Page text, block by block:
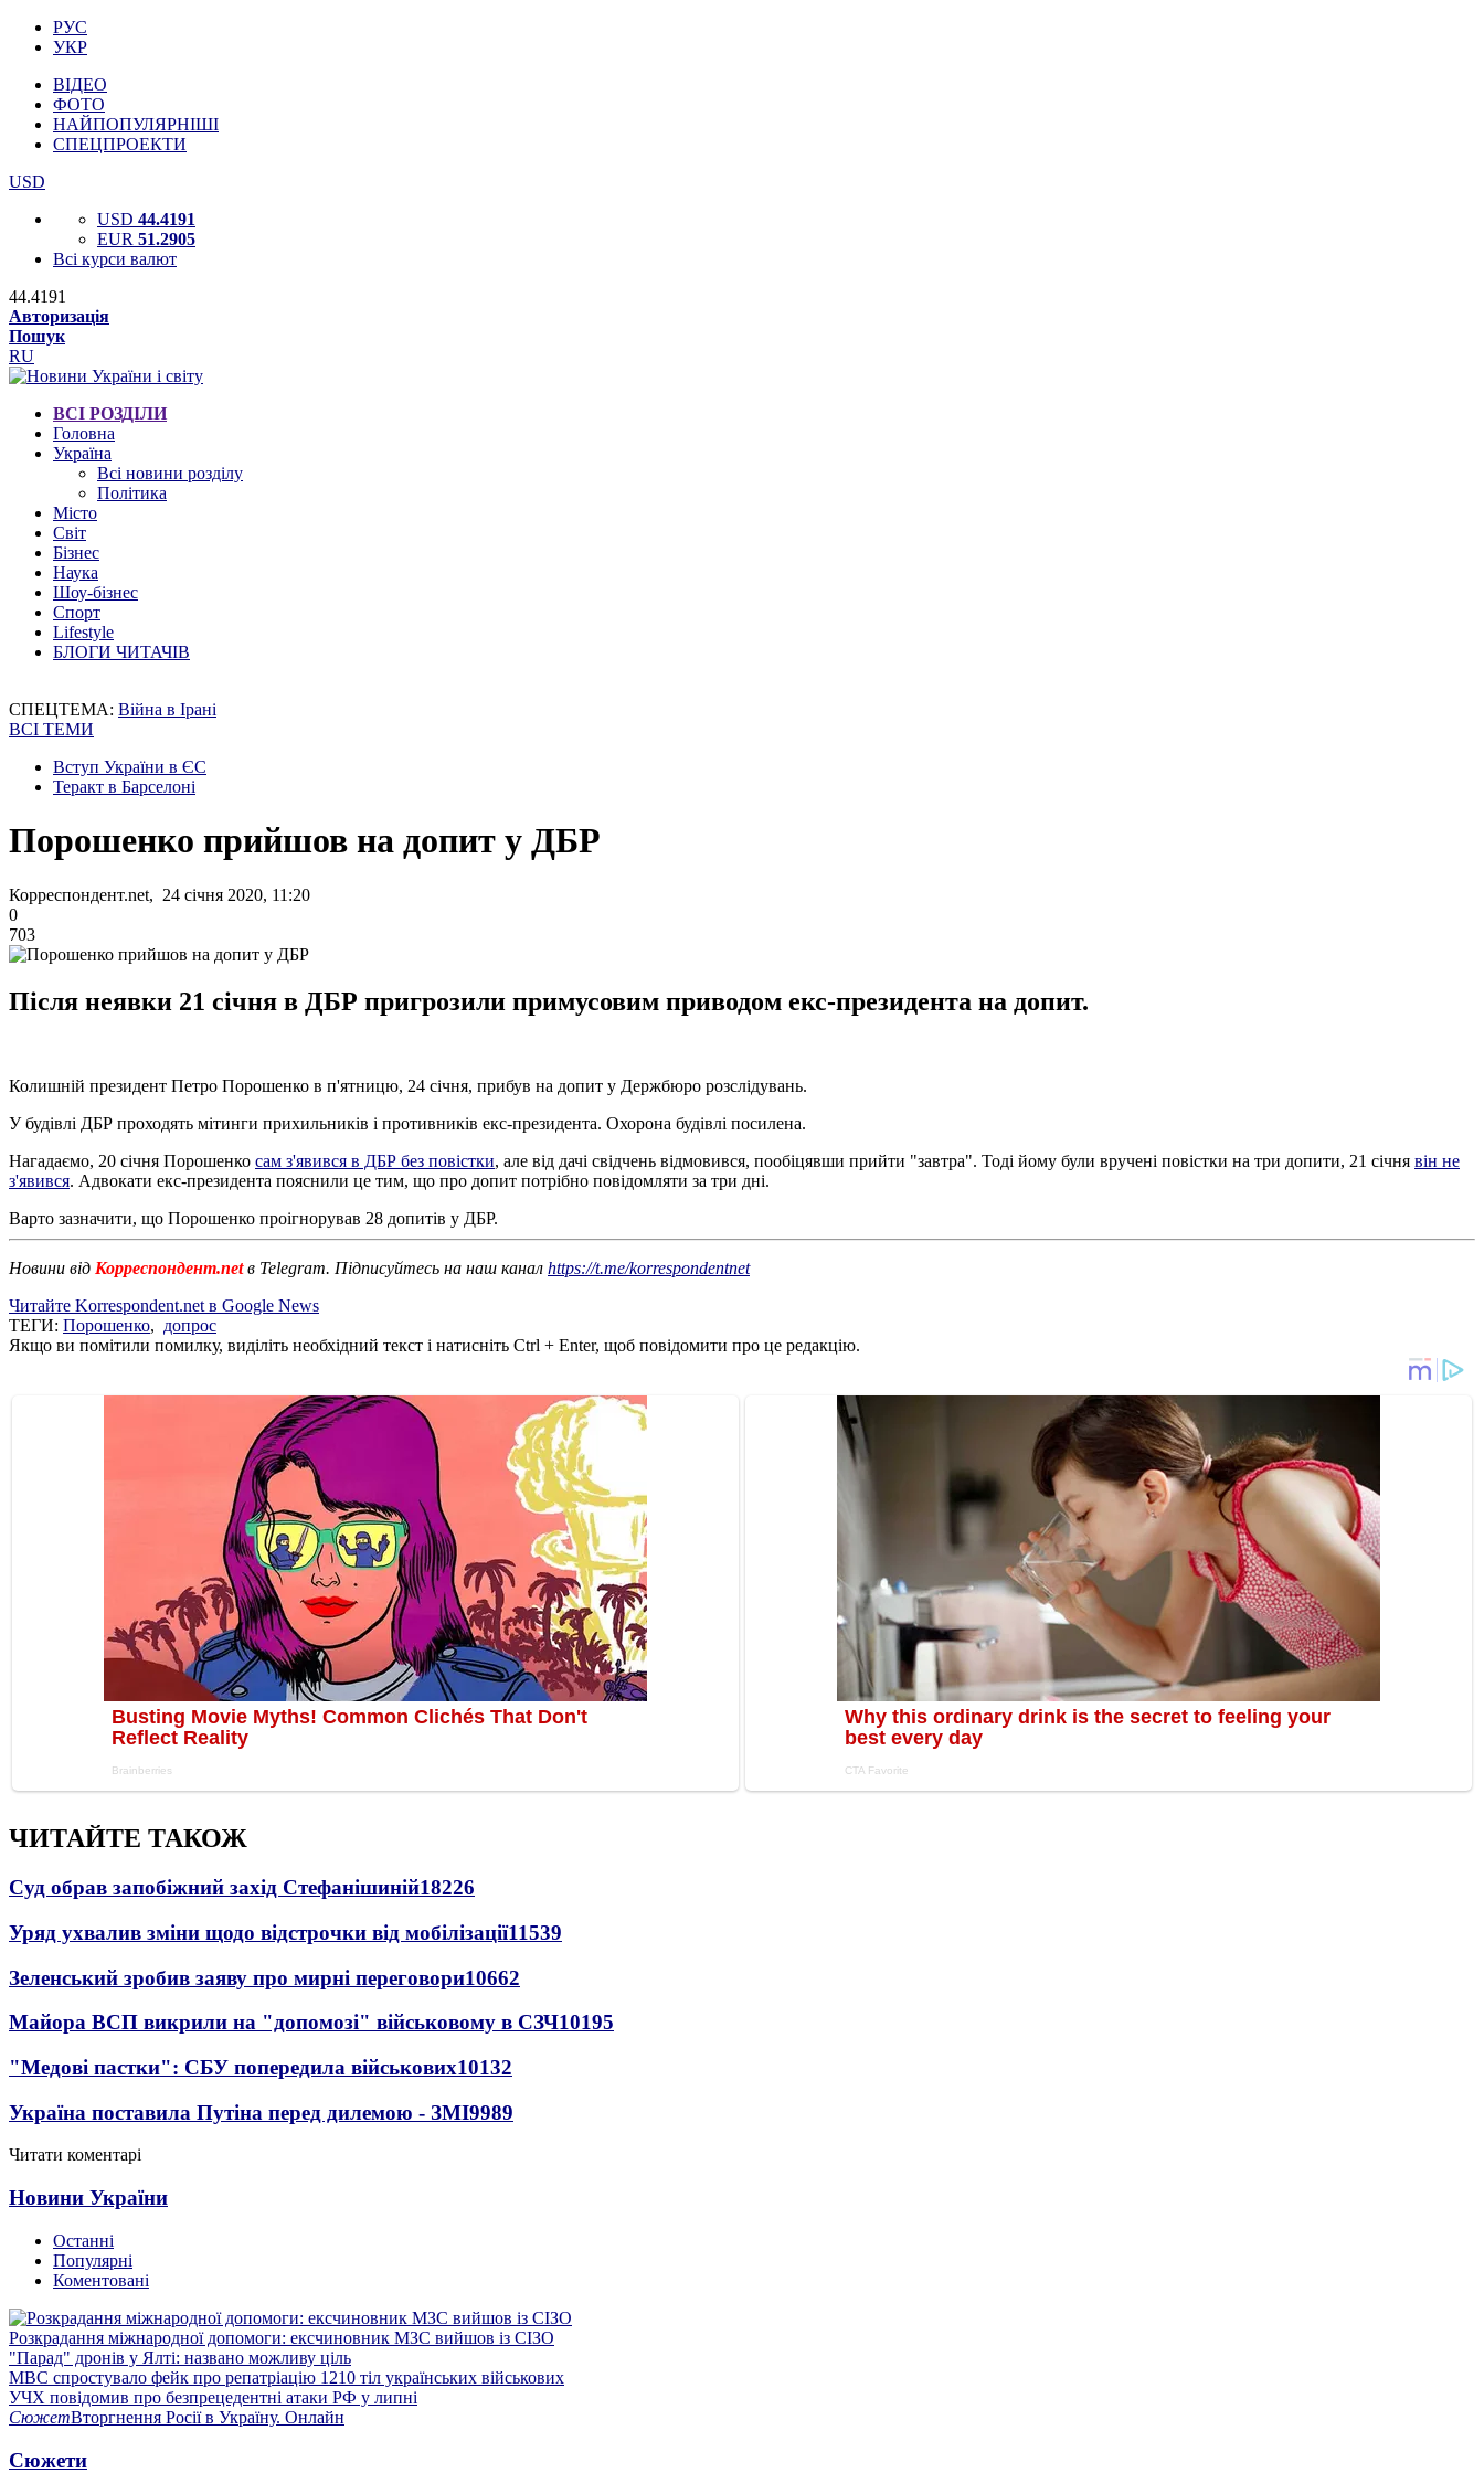
РУС
УКР
ВІДЕО
ФОТО
НАЙПОПУЛЯРНІШІ
СПЕЦПРОЕКТИ
USD
USD 44.4191
EUR 51.2905
Всі курси валют
44.4191
Авторизація
Пошук
RU
ВСІ РОЗДІЛИ
Головна
Україна
Всі новини розділу
Політика
Місто
Світ
Бізнес
Наука
Шоу-бізнес
Спорт
Lifestyle
БЛОГИ ЧИТАЧІВ
СПЕЦТЕМА: Війна в Ірані
ВСІ ТЕМИ
Вступ України в ЄС
Теракт в Барселоні
Порошенко прийшов на допит у ДБР
Корреспондент.net, 24 січня 2020, 11:20
0
703
Після неявки 21 січня в ДБР пригрозили примусовим приводом екс-президента на допит.
Колишній президент Петро Порошенко в п'ятницю, 24 січня, прибув на допит у Держбюро розслідувань.
У будівлі ДБР проходять мітинги прихильників і противників екс-президента. Охорона будівлі посилена.
Нагадаємо, 20 січня Порошенко сам з'явився в ДБР без повістки, але від дачі свідчень відмовився, пообіцявши прийти "завтра". Тоді йому були вручені повістки на три допити, 21 січня він не
з'явився. Адвокати екс-президента пояснили це тим, що про допит потрібно повідомляти за три дні.
Варто зазначити, що Порошенко проігнорував 28 допитів у ДБР.
Новини від Корреспондент.netв Telegram. Підписуйтесь на наш канал https://t.me/korrespondentnet
Читайте Korrespondent.net в Google News
ТЕГИ: Порошенко, допрос
Якщо ви помітили помилку, виділіть необхідний текст і натисніть Ctrl + Enter, щоб повідомити про це редакцію.
ЧИТАЙТЕ ТАКОЖ
Суд обрав запобіжний захід Стефанішиній18226
Уряд ухвалив зміни щодо відстрочки від мобілізації11539
Зеленський зробив заяву про мирні переговори10662
Майора ВСП викрили на "допомозі" військовому в СЗЧ10195
"Медові пастки": СБУ попередила військових10132
Україна поставила Путіна перед дилемою - ЗМІ9989
Читати коментарі
Новини України
Останні
Популярні
Коментовані
Розкрадання міжнародної допомоги: ексчиновник МЗС вийшов із СІЗО
"Парад" дронів у Ялті: названо можливу ціль
МВС спростувало фейк про репатріацію 1210 тіл українських військових
УЧХ повідомив про безпрецедентні атаки РФ у липні
СюжетВторгнення Росії в Україну. Онлайн
Сюжети